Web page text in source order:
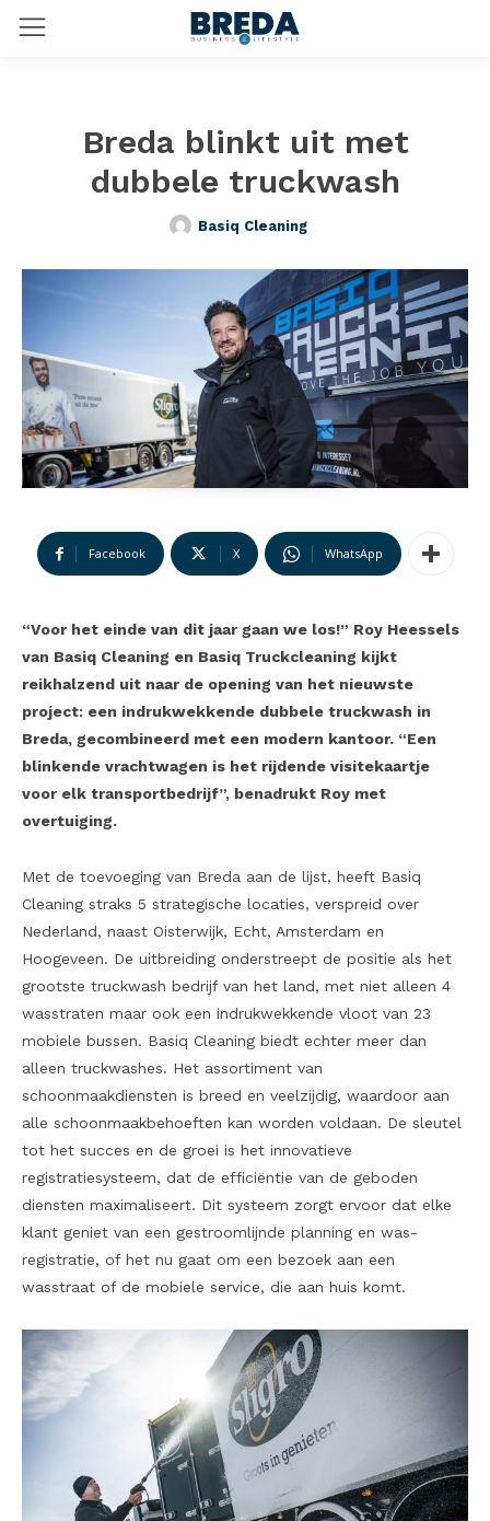
Breda blinkt uit met
dubbele truckwash
Basiq Cleaning
Facebook X WhatsApp
“Voor het einde van dit jaar gaan we los!” Roy Heessels
van Basiq Cleaning en Basiq Truckcleaning kijkt
reikhalzend uit naar de opening van het nieuwste
project: een indrukwekkende dubbele truckwash in
Breda, gecombineerd met een modern kantoor. “Een
blinkende vrachtwagen is het rijdende visitekaartje
voor elk transportbedrijf”, benadrukt Roy met
overtuiging.
Met de toevoeging van Breda aan de lijst, heeft Basiq
Cleaning straks 5 strategische locaties, verspreid over
Nederland, naast Oisterwijk, Echt, Amsterdam en
Hoogeveen. De uitbreiding onderstreept de positie als het
grootste truckwash bedrijf van het land, met niet alleen 4
wasstraten maar ook een indrukwekkende vloot van 23
mobiele bussen. Basiq Cleaning biedt echter meer dan
alleen truckwashes. Het assortiment van
schoonmaakdiensten is breed en veelzijdig, waardoor aan
alle schoonmaakbehoeften kan worden voldaan. De sleutel
tot het succes en de groei is het innovatieve
registratiesysteem, dat de efficiëntie van de geboden
diensten maximaliseert. Dit systeem zorgt ervoor dat elke
klant geniet van een gestroomlijnde planning en was-
registratie, of het nu gaat om een bezoek aan een
wasstraat of de mobiele service, die aan huis komt.